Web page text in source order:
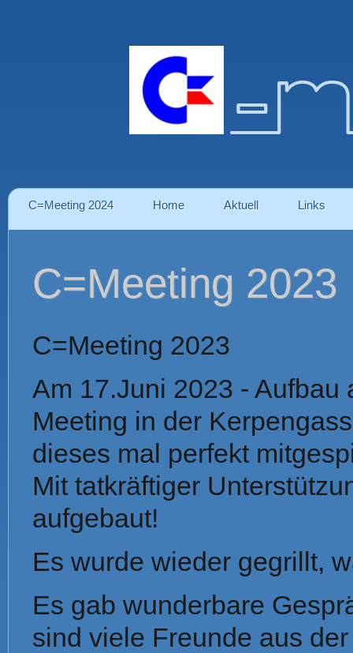
-
C=Meeting 2024 Home Aktuell Links
C=Meeting 2023
C=Meeting 2023
Am 17.Juni 2023 -
Meeting in der
dieses mal perfekt
Mit tatkräftiger
aufgebaut!
Es wurde wieder gegrillt,
Es gab wunderbare
sind viele Freunde aus